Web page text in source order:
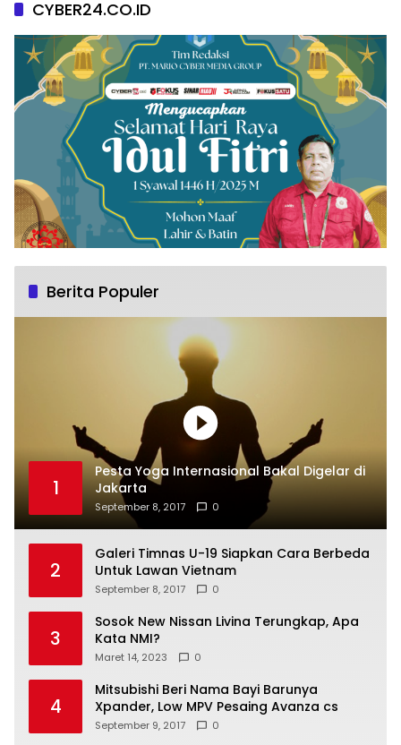
CYBER24.CO.ID
Berita Populer
1
Pesta Yoga Internasional Bakal Digelar di
Jakarta
September 8, 2017 0
2
Galeri Timnas U-19 Siapkan Cara Berbeda
Untuk Lawan Vietnam
September 8, 2017 0
3
Sosok New Nissan Livina Terungkap, Apa
Kata NMI?
Maret 14, 2023 0
4
Mitsubishi Beri Nama Bayi Barunya
Xpander, Low MPV Pesaing Avanza cs
September 9, 2017 0